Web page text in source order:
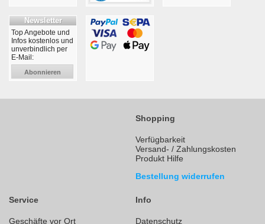
Newsletter
Top Angebote und
Infos kostenlos und
unverbindlich per
E-Mail:
Abonnieren
Shopping
Verfügbarkeit
Versand- / Zahlungskosten
Produkt Hilfe
Bestellung widerrufen
Service
Geschäfte vor Ort
Info
Datenschutz